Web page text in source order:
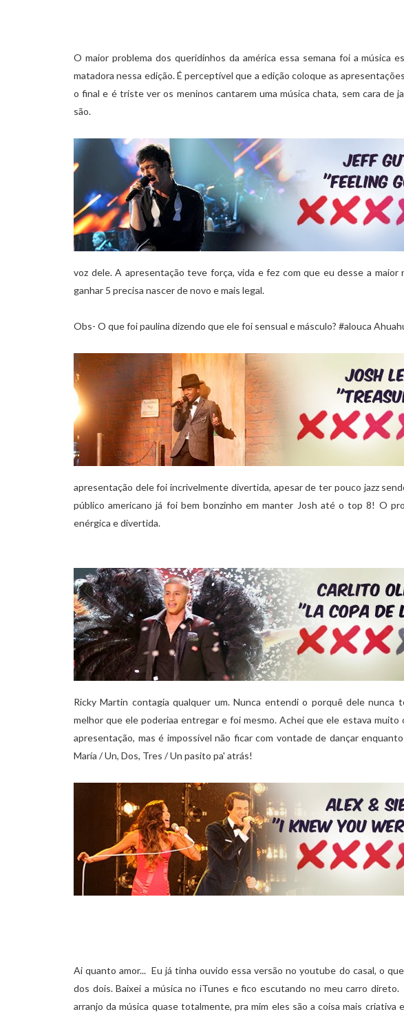
O maior problema dos queridinhos da américa essa semana foi a música
matadora nessa edição. É perceptível que a edição coloque as
o final e é triste ver os meninos cantarem uma música chata, sem cara de
são.
voz dele. A apresentação teve força, vida e fez com que eu desse a
ganhar 5 precisa nascer de novo e mais legal.
Obs- O que foi paulina dizendo que ele foi sensual e másculo? #alouca
apresentação dele foi incrivelmente divertida, apesar de ter pouco jazz
público americano já foi bem bonzinho em manter Josh até o top 8! O
enérgica e divertida.
Ricky Martin contagia qualquer um. Nunca entendi o porquê dele nunca
melhor que ele poderiaa entregar e foi mesmo. Achei que ele estava
apresentação, mas é impossível não ficar com vontade de dançar
María / Un, Dos, Tres / Un pasito pa' atrás!
Ai quanto amor... Eu já tinha ouvido essa versão no youtube do casal, o
dos dois. Baixei a música no iTunes e fico escutando no meu carro direto.
arranjo da música quase totalmente, pra mim eles são a coisa mais